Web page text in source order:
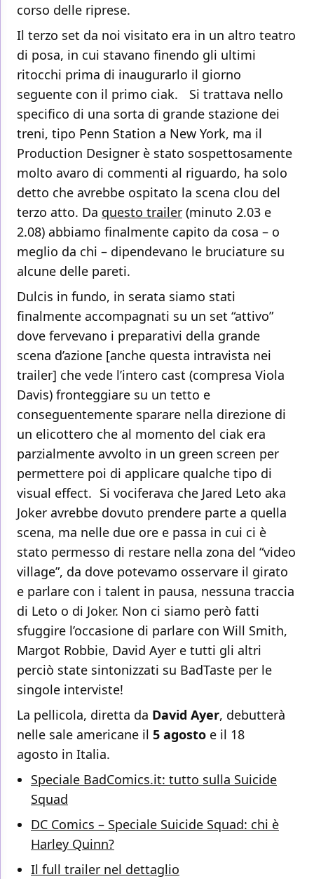
corso delle riprese.
Il terzo set da noi visitato era in un altro teatro
di posa, in cui stavano finendo gli ultimi
ritocchi prima di inaugurarlo il giorno
seguente con il primo ciak. Si trattava nello
specifico di una sorta di grande stazione dei
treni, tipo Penn Station a New York, ma il
Production Designer è stato sospettosamente
molto avaro di commenti al riguardo, ha solo
detto che avrebbe ospitato la scena clou del
terzo atto. Da questo trailer (minuto 2.03 e
2.08) abbiamo finalmente capito da cosa – o
meglio da chi – dipendevano le bruciature su
alcune delle pareti.
Dulcis in fundo, in serata siamo stati
finalmente accompagnati su un set “attivo”
dove fervevano i preparativi della grande
scena d’azione [anche questa intravista nei
trailer] che vede l’intero cast (compresa Viola
Davis) fronteggiare su un tetto e
conseguentemente sparare nella direzione di
un elicottero che al momento del ciak era
parzialmente avvolto in un green screen per
permettere poi di applicare qualche tipo di
visual effect. Si vociferava che Jared Leto aka
Joker avrebbe dovuto prendere parte a quella
scena, ma nelle due ore e passa in cui ci è
stato permesso di restare nella zona del “video
village”, da dove potevamo osservare il girato
e parlare con i talent in pausa, nessuna traccia
di Leto o di Joker. Non ci siamo però fatti
sfuggire l’occasione di parlare con Will Smith,
Margot Robbie, David Ayer e tutti gli altri
perciò state sintonizzati su BadTaste per le
singole interviste!
La pellicola, diretta da David Ayer, debutterà
nelle sale americane il 5 agosto e il 18
agosto in Italia.
Speciale BadComics.it: tutto sulla Suicide
Squad
DC Comics – Speciale Suicide Squad: chi è
Harley Quinn?
Il full trailer nel dettaglio